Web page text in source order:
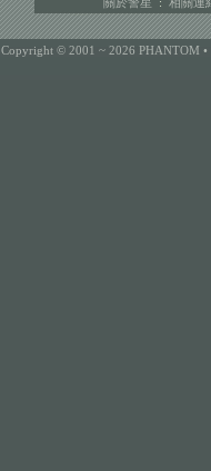
Copyright © 2001 ~ 2026 PHANTOM •